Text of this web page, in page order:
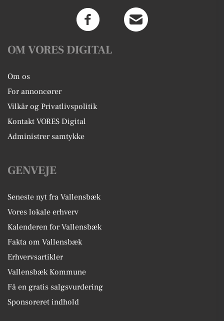
OM VORES DIGITAL
Om os
For annoncører
Vilkår og Privatlivspolitik
Kontakt VORES Digital
Administrer samtykke
GENVEJE
Seneste nyt fra Vallensbæk
Vores lokale erhverv
Kalenderen for Vallensbæk
Fakta om Vallensbæk
Erhvervsartikler
Vallensbæk Kommune
Få en gratis salgsvurdering
Sponsoreret indhold